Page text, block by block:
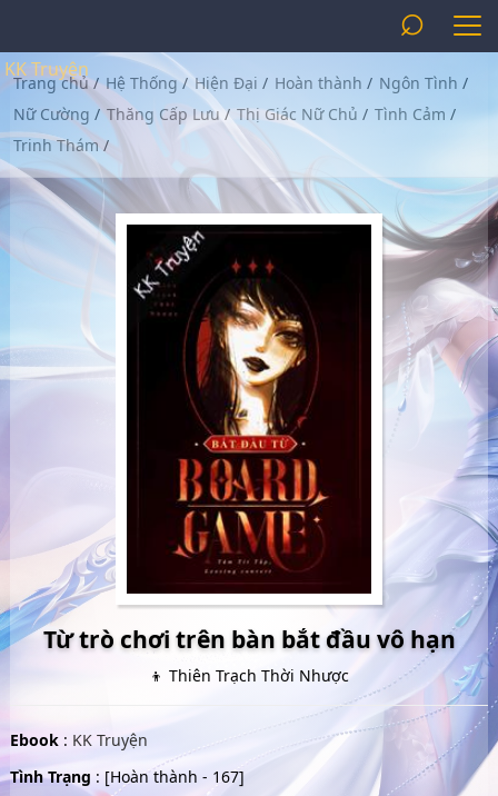
KK Truyện
⌕
Trang chủ/ Hệ Thống / Hiện Đại / Hoàn thành / Ngôn Tình /
Nữ Cường / Thăng Cấp Lưu/ Thị Giác Nữ Chủ / Tình Cảm /
Trinh Thám /
Từ trò chơi trên bàn bắt đầu vô hạn
👦 Thiên Trạch Thời Nhược
Ebook : KK Truyện
Tình Trạng : [Hoàn thành - 167]